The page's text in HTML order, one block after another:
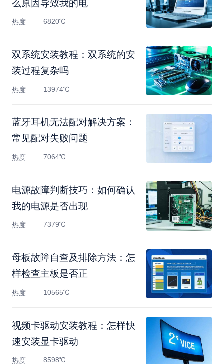
么原因导致我的电
热度 6820℃
双系统安装教程：双系统的安
装过程复杂吗
热度 13974℃
蓝牙耳机无法配对解决方案：
常见配对失败问题
热度 7064℃
电源故障判断技巧：如何确认
我的电源是否出现
热度 7379℃
母板故障自查及排除方法：怎
样检查主板是否正
热度 10565℃
视频卡驱动安装教程：怎样快
速安装显卡驱动
热度 8598℃